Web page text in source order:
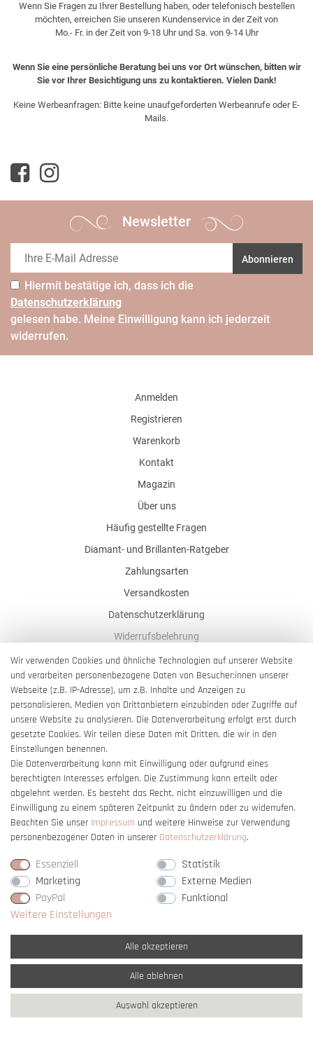
Wenn Sie Fragen zu Ihrer Bestellung haben, oder telefonisch bestellen
möchten, erreichen Sie unseren Kundenservice in der Zeit von
Mo.- Fr. in der Zeit von 9-18 Uhr und Sa. von 9-14 Uhr
Wenn Sie eine persönliche Beratung bei uns vor Ort wünschen, bitten wir
Sie vor Ihrer Besichtigung uns zu kontaktieren. Vielen Dank!
Keine Werbeanfragen: Bitte keine unaufgeforderten Werbeanrufe oder E-
Mails.
Newsletter
Abonnieren
Hiermit bestätige ich, dass ich die
Daten­schutz­erklärung
gelesen habe. Meine Einwilligung kann ich jederzeit
widerrufen.
Anmelden
Registrieren
Warenkorb
Kontakt
Magazin
Über uns
Häufig gestellte Fragen
Diamant- und Brillanten-Ratgeber
Zahlungsarten
Versandkosten
Datenschutzerklärung
Widerrufsbelehrung
AGB
Impressum
Barrierefreiheitserklärung
Vertrag widerrufen
* Alle Preise verstehen sich inkl. gesetzl. MwSt. undzzgl. Versandkosten
** Nur innerhalb Deutschlands© copyright 2007-2026 Schmuck Krone / Alle
Rechte vorbehalten / powered bycreateyourtemplate
Wir verwenden Cookies und ähnliche Technologien auf unserer Website
und verarbeiten personenbezogene Daten von Besucher:innen unserer
Webseite (z.B. IP-Adresse), um z.B. Inhalte und Anzeigen zu
personalisieren, Medien von Drittanbietern einzubinden oder Zugriffe auf
unsere Website zu analysieren. Die Datenverarbeitung erfolgt erst durch
gesetzte Cookies. Wir teilen diese Daten mit Dritten, die wir in den
Einstellungen benennen.
Die Datenverarbeitung kann mit Einwilligung oder aufgrund eines
berechtigten Interesses erfolgen. Die Zustimmung kann erteilt oder
abgelehnt werden. Es besteht das Recht, nicht einzuwilligen und die
Einwilligung zu einem späteren Zeitpunkt zu ändern oder zu widerrufen.
Beachten Sie unser Impressum und weitere Hinweise zur Verwendung
personenbezogener Daten in unserer Daten­schutz­erklärung.
Essenziell
Statistik
Marketing
Externe Medien
PayPal
Funktional
Weitere Einstellungen
Alle akzeptieren
Alle ablehnen
Auswahl akzeptieren